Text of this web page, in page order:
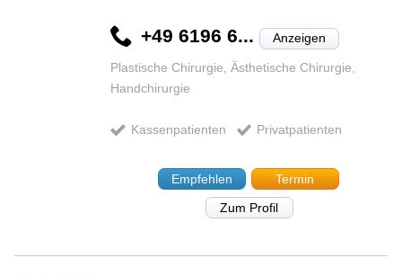
+49 6196 6... Anzeigen
Plastische Chirurgie, Ästhetische Chirurgie,
Handchirurgie
Kassenpatienten Privatpatienten
Empfehlen
Termin
Zum Profil